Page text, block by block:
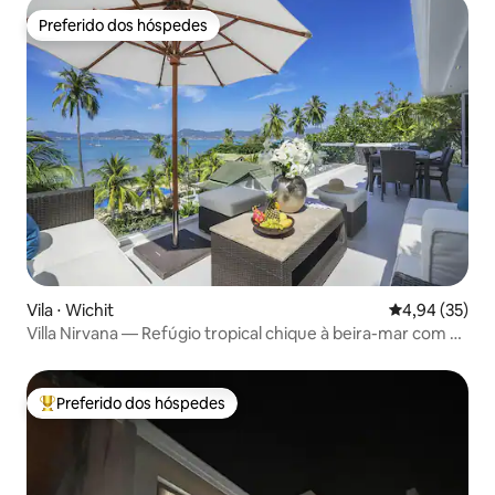
Preferido dos hóspedes
Preferido dos hóspedes
Vila ⋅ Wichit 4,94 de uma
4,94 (35)
Villa Nirvana — Refúgio tropical chique à beira-mar com 4
Entre os melhores preferidos dos hóspedes
Preferido dos hóspedes